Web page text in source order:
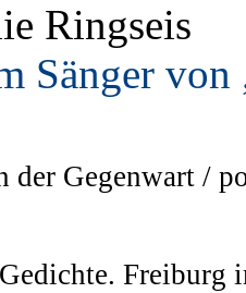
Ringseis
Sänger
der Gegenwart /
Freiburg